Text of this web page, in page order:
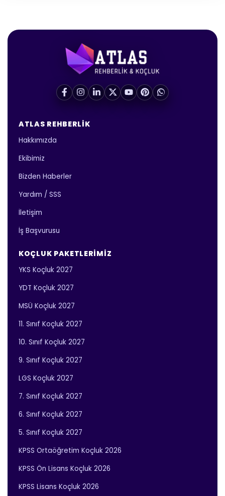
ATLAS REHBERLIK
Hakkımızda
Ekibimiz
Bizden Haberler
Yardım / SSS
İletişim
İş Başvurusu
KOÇLUK PAKETLERIMIZ
YKS Koçluk 2027
YDT Koçluk 2027
MSÜ Koçluk 2027
11. Sınıf Koçluk 2027
10. Sınıf Koçluk 2027
9. Sınıf Koçluk 2027
LGS Koçluk 2027
7. Sınıf Koçluk 2027
6. Sınıf Koçluk 2027
5. Sınıf Koçluk 2027
KPSS Ortaöğretim Koçluk 2026
KPSS Ön Lisans Koçluk 2026
KPSS Lisans Koçluk 2026